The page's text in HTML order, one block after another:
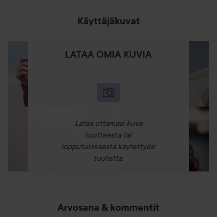
koostumus imeytyy nopeasti ihoon tahmaamatta ja on siksi
jättää raikkaan puhtauden ja hyvinvoinnin tunteen.
Biotherm Deo Pure Roll-On on deodorantti, joka toimii jopa
48 tuntia. Se antaa miellyttävän, pehmeän, puhtaan ja
sileän tunteen. Hieman puuterimainen, silkkinen kalvo
suojaa ja hoitaa ihoa. Estää hajuja, ei jätä keltaisia läiskiä tai
tahroja vaatteisiin ja on helppo levittää.
Biotherm Biosource Softening Foaming Cleanser -
Käyttäjäkuvat
LATAA OMIA KUVIA
Lataa ottamasi kuva
tuotteesta tai
lopputuloksesta käytettyäsi
tuotetta.
Arvosana & kommentit